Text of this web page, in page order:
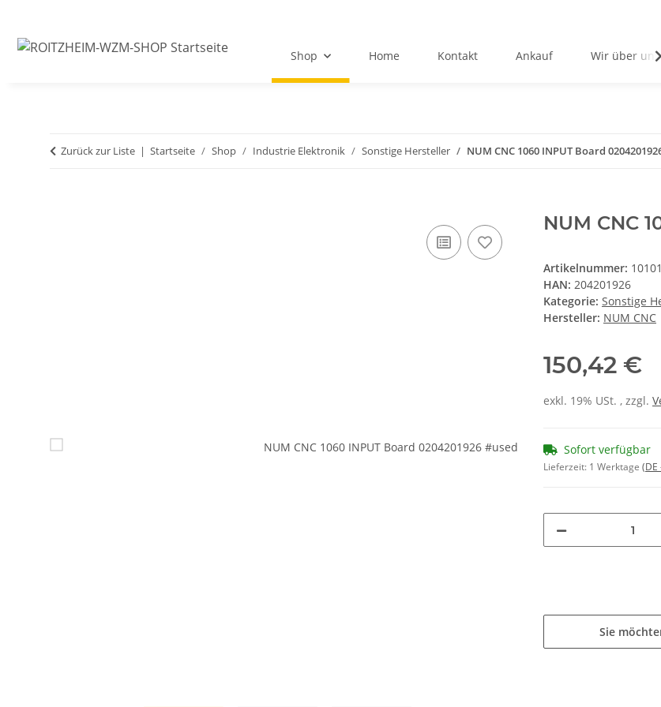
Shop Home Kontakt Ankauf Wir über uns
Zurück zur Liste Startseite Shop Industrie Elektronik Sonstige Hersteller NUM CNC 1060 INPUT Board
NUM CNC
Artikelnummer:
HAN: 204201926
Kategorie: Sonstige
Hersteller: NUM CNC
150,42 €
exkl. 19% USt. , zzgl.
Sofort verfügbar
Lieferzeit: 1 Werktage (DE
Sie